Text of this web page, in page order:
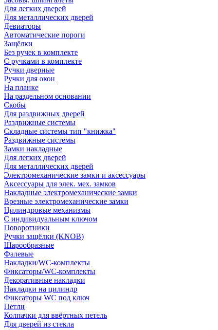
Для легких дверей
Для металлических дверей
Девиаторы
Автоматические пороги
Защёлки
Без ручек в комплекте
С ручками в комплекте
Ручки дверные
Ручки для окон
На планке
На раздельном основании
Скобы
Для раздвижных дверей
Раздвижные системы
Складные системы тип "книжка"
Раздвижные системы
Замки накладные
Для легких дверей
Для металлических дверей
Электромеханические замки и аксессуары
Аксессуары для элек. мех. замков
Накладные электромеханические замки
Врезные электромеханические замки
Цилиндровые механизмы
С индивидуальным ключом
Поворотники
Ручки защёлки (KNOB)
Шарообразные
Фалевые
Накладки/WC-комплекты
Фиксаторы/WC-комплекты
Декоративные накладки
Накладки на цилиндр
Фиксаторы WC под ключ
Петли
Колпачки для ввёртных петель
Для дверей из стекла